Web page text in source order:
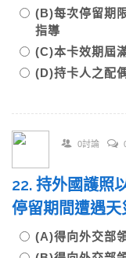
(B)每次停留期
指導
(C)本卡效期屆
(D)持卡人之配
0討論
22. 持外國護照
停留期間遭遇天
(A)得向外交部